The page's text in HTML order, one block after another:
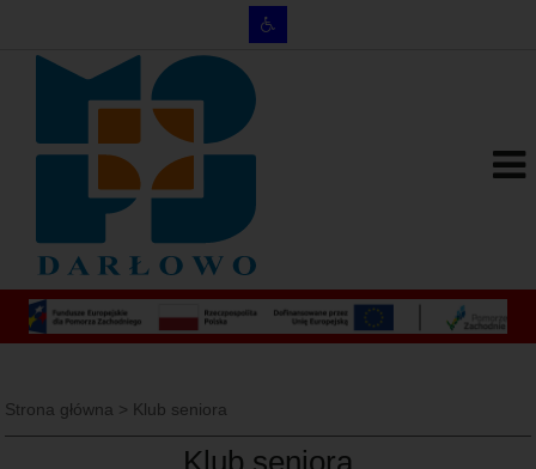
Strona główna > Klub seniora